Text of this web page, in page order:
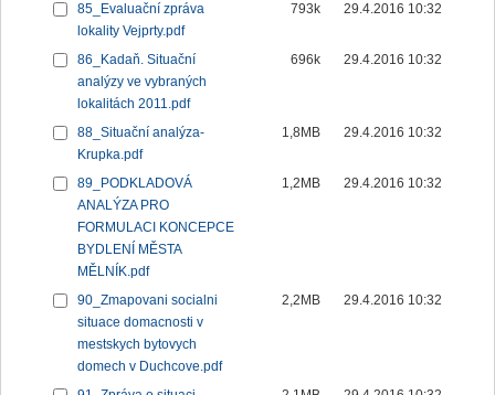
85_Evaluační zpráva
lokality Vejprty.pdf
793k 29.4.2016 10:32
86_Kadaň. Situační
analýzy ve vybraných
lokalitách 2011.pdf
696k 29.4.2016 10:32
88_Situační analýza-
Krupka.pdf
1,8MB 29.4.2016 10:32
89_PODKLADOVÁ
ANALÝZA PRO
FORMULACI KONCEPCE
BYDLENÍ MĚSTA
MĚLNÍK.pdf
1,2MB 29.4.2016 10:32
90_Zmapovani socialni
situace domacnosti v
mestskych bytovych
domech v Duchcove.pdf
2,2MB 29.4.2016 10:32